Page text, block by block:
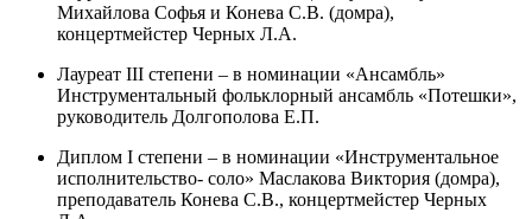
Михайлова Софья и Конева С.В. (домра),
концертмейстер Черных Л.А.
Лауреат III степени – в номинации «Ансамбль»
Инструментальный фольклорный ансамбль «Потешки»,
руководитель Долгополова Е.П.
Диплом I степени – в номинации «Инструментальное
исполнительство- соло» Маслакова Виктория (домра),
преподаватель Конева С.В., концертмейстер Черных